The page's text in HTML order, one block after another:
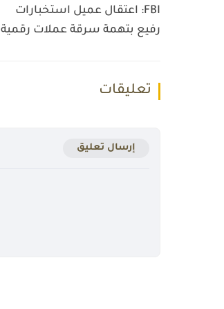
FBI: اعتقال عميل استخبارات
رفيع بتهمة سرقة عملات رقمية
تعليقات
إرسال تعليق